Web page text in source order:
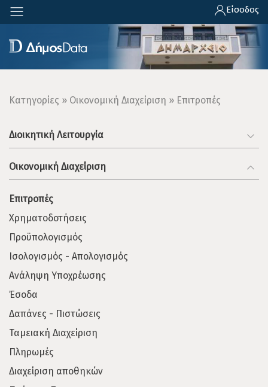
Παράκαμψη
προς
κυρίως
Είσοδος
Breadcrumb
Κατηγορίες Οικονομική Διαχείριση Επιτροπές
Διοικητική Λειτουργία
Οικονομική Διαχείριση
Επιτροπές
Χρηματοδοτήσεις
Προϋπολογισμός
Ισολογισμός - Απολογισμός
Ανάληψη Υποχρέωσης
Έσοδα
Δαπάνες - Πιστώσεις
Ταμειακή Διαχείριση
Πληρωμές
Διαχείριση αποθηκών